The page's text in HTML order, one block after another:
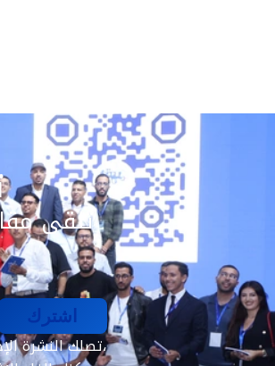
تلقى
اشترك
تصلك النشرة الإخبارية الأسبوعية فقط. بدون رسائل مزعجة،